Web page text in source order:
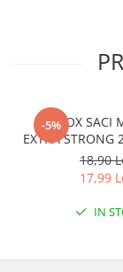
-5%
CLINOX SACI
EXTRA STRONG
LDPE NEGRI
ETICHETA
18,90
17,99
IN